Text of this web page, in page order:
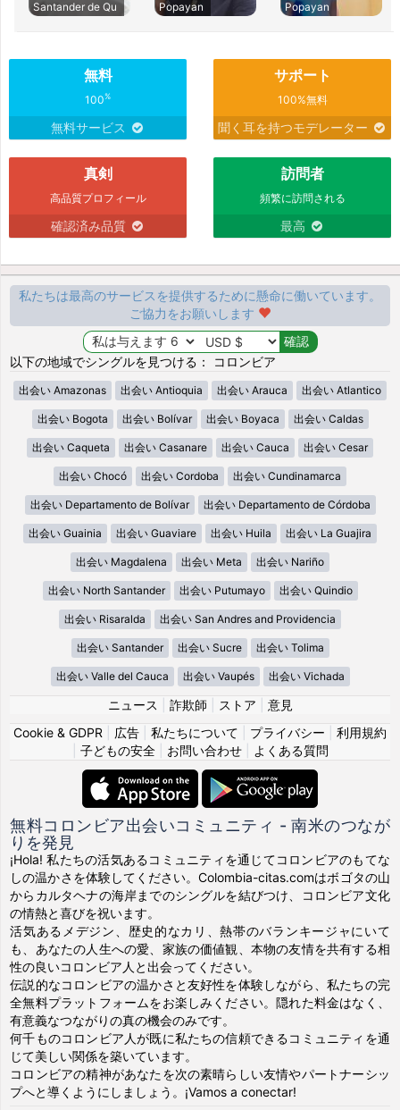
Santander de Qu
Popayan
Popayan
無料
100%
無料サービス
サポート
100%無料
聞く耳を持つモデレーター
真剣
高品質プロフィール
確認済み品質
訪問者
頻繁に訪問される
最高
私たちは最高のサービスを提供するために懸命に働いています。
ご協力をお願いします
以下の地域でシングルを見つける： コロンビア
出会い Amazonas 出会い Antioquia 出会い Arauca 出会い Atlantico
出会い Bogota 出会い Bolívar 出会い Boyaca 出会い Caldas
出会い Caqueta 出会い Casanare 出会い Cauca 出会い Cesar
出会い Chocó 出会い Cordoba 出会い Cundinamarca
出会い Departamento de Bolívar 出会い Departamento de Córdoba
出会い Guainia 出会い Guaviare 出会い Huila 出会い La Guajira
出会い Magdalena 出会い Meta 出会い Nariño
出会い North Santander 出会い Putumayo 出会い Quindio
出会い Risaralda 出会い San Andres and Providencia
出会い Santander 出会い Sucre 出会い Tolima
出会い Valle del Cauca 出会い Vaupés 出会い Vichada
ニュース 詐欺師 ストア
意見
Cookie & GDPR
広告 私たちについて プライバシー
利用規約
子どもの安全| お問い合わせ| よくある質問
無料コロンビア出会いコミュニティ - 南米のつなが
りを発見
¡Hola! 私たちの活気あるコミュニティを通じてコロンビアのもてな
しの温かさを体験してください。Colombia-citas.comはボゴタの山
からカルタヘナの海岸までのシングルを結びつけ、コロンビア文化
の情熱と喜びを祝います。
活気あるメデジン、歴史的なカリ、熱帯のバランキージャにいて
も、あなたの人生への愛、家族の価値観、本物の友情を共有する相
性の良いコロンビア人と出会ってください。
伝説的なコロンビアの温かさと友好性を体験しながら、私たちの完
全無料プラットフォームをお楽しみください。隠れた料金はなく、
有意義なつながりの真の機会のみです。
何千ものコロンビア人が既に私たちの信頼できるコミュニティを通
じて美しい関係を築いています。
コロンビアの精神があなたを次の素晴らしい友情やパートナーシッ
プへと導くようにしましょう。¡Vamos a conectar!